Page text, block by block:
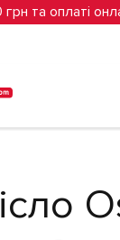
та оплаті